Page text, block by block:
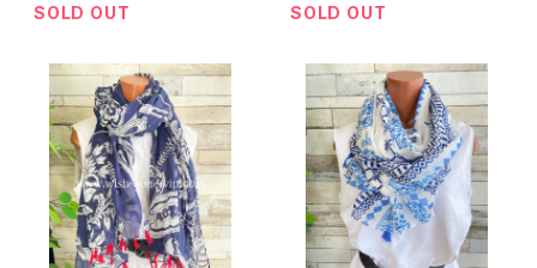
ワッフル・ホワイト＆ブルーフ
SOLD OUT
ラウン系ドット＆ボーダー
SOLD OUT